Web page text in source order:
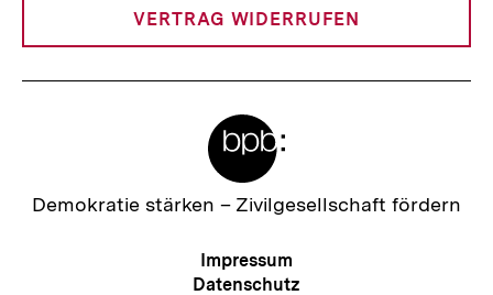
VERTRAG WIDERRUFEN
Zur
Demokratie stärken – Zivilgesellschaft fördern
Meta-
Navigation
Impressum
Datenschutz